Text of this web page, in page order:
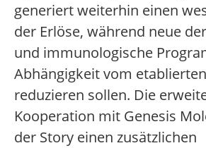
generiert weiterhin einen
der Erlöse, während neue
und immunologische
Abhängigkeit vom
reduzieren sollen. Die
Kooperation mit Genesis
der Story einen zusätzlichen